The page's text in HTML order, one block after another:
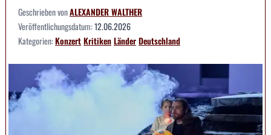
Geschrieben vonALEXANDER WALTHER
Veröffentlichungsdatum:12.06.2026
Kategorien:KonzertKritikenLänderDeutschland